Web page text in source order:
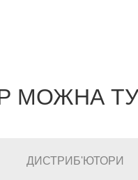
МОЖНА
ДИСТРИБ'ЮТОРИ